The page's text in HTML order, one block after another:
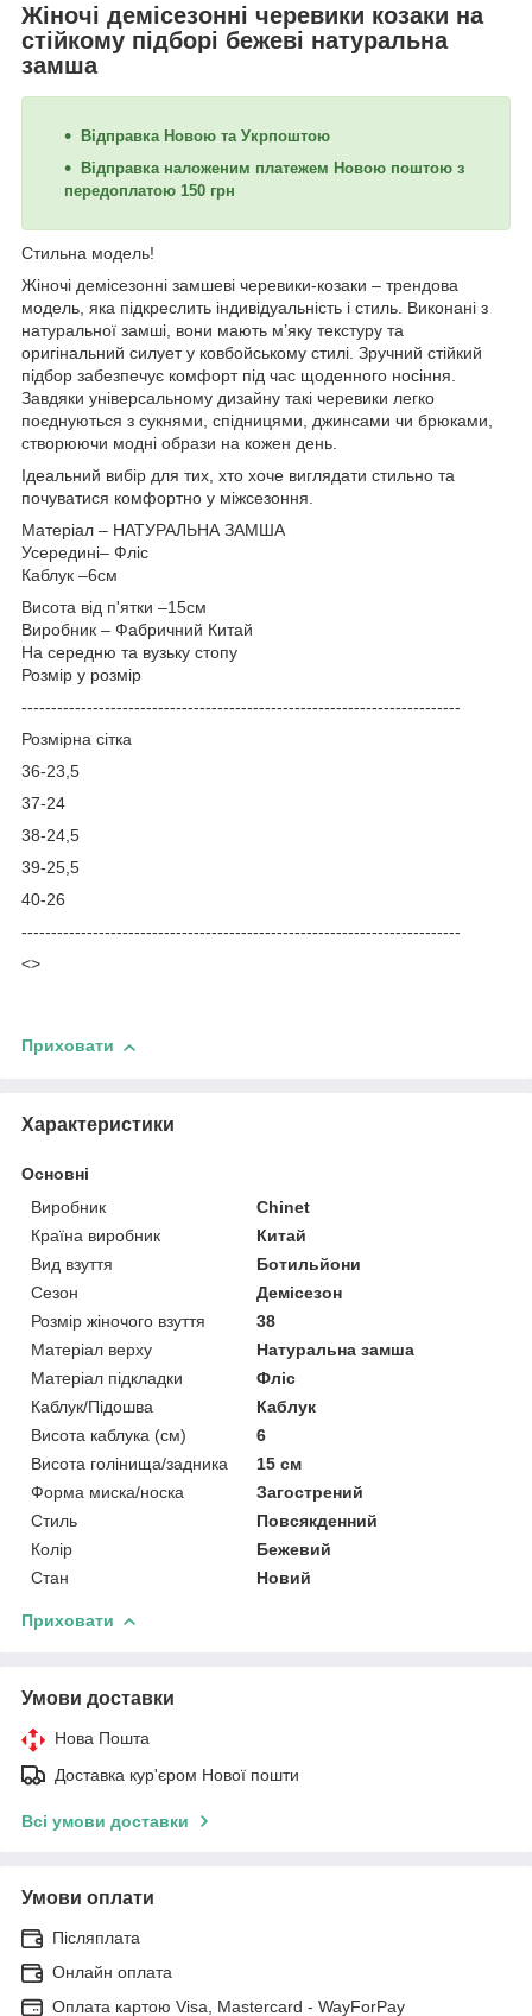
Жіночі демісезонні черевики козаки на
стійкому підборі бежеві натуральна
замша
Відправка Новою та Укрпоштою
Відправка наложеним платежем Новою поштою з
передоплатою 150 грн
Стильна модель!
Жіночі демісезонні замшеві черевики-козаки – трендова
модель, яка підкреслить індивідуальність і стиль. Виконані з
натуральної замші, вони мають м’яку текстуру та
оригінальний силует у ковбойському стилі. Зручний стійкий
підбор забезпечує комфорт під час щоденного носіння.
Завдяки універсальному дизайну такі черевики легко
поєднуються з сукнями, спідницями, джинсами чи брюками,
створюючи модні образи на кожен день.
Ідеальний вибір для тих, хто хоче виглядати стильно та
почуватися комфортно у міжсезоння.
Матеріал – НАТУРАЛЬНА ЗАМША
Усередині– Фліс
Каблук –6см
Висота від п'ятки –15см
Виробник – Фабричний Китай
На середню та вузьку стопу
Розмір у розмір
--------------------------------------------------------------------------
Розмірна сітка
36-23,5
37-24
38-24,5
39-25,5
40-26
--------------------------------------------------------------------------
<>
Приховати
Характеристики
Основні
Виробник
Chinet
Країна виробник
Китай
Вид взуття
Ботильйони
Сезон
Демісезон
Розмір жіночого взуття
38
Матеріал верху
Натуральна замша
Матеріал підкладки
Фліс
Каблук/Підошва
Каблук
Висота каблука (см)
6
Висота голінища/задника
15 см
Форма миска/носка
Загострений
Стиль
Повсякденний
Колір
Бежевий
Стан
Новий
Приховати
Умови доставки
Нова Пошта
Доставка кур'єром Нової пошти
Всі умови доставки
Умови оплати
Післяплата
Онлайн оплата
Оплата картою Visa, Mastercard - WayForPay